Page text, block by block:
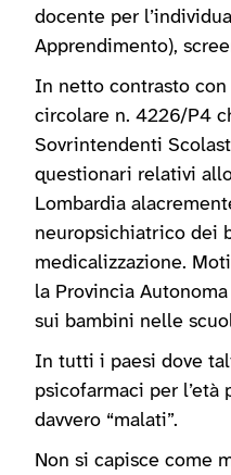
docente per
Apprendimento),
In netto contrasto
circolare n. 4226/P4
Sovrintendenti
questionari relativi
Lombardia
neuropsichiatrico dei
medicalizzazione.
la Provincia
sui bambini nelle
In tutti i paesi dove
psicofarmaci per
davvero “malati”.
Non si capisce come